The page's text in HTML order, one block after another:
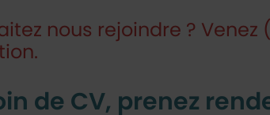
nous rejoindre ?
de CV, prenez